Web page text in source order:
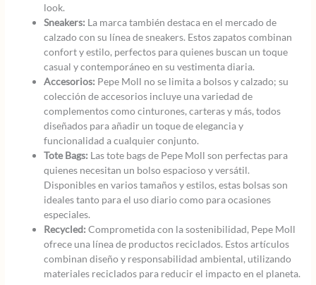
look.
Sneakers: La marca también destaca en el mercado de
calzado con su línea de sneakers. Estos zapatos combinan
confort y estilo, perfectos para quienes buscan un toque
casual y contemporáneo en su vestimenta diaria.
Accesorios: Pepe Moll no se limita a bolsos y calzado; su
colección de accesorios incluye una variedad de
complementos como cinturones, carteras y más, todos
diseñados para añadir un toque de elegancia y
funcionalidad a cualquier conjunto.
Tote Bags: Las tote bags de Pepe Moll son perfectas para
quienes necesitan un bolso espacioso y versátil.
Disponibles en varios tamaños y estilos, estas bolsas son
ideales tanto para el uso diario como para ocasiones
especiales.
Recycled: Comprometida con la sostenibilidad, Pepe Moll
ofrece una línea de productos reciclados. Estos artículos
combinan diseño y responsabilidad ambiental, utilizando
materiales reciclados para reducir el impacto en el planeta.